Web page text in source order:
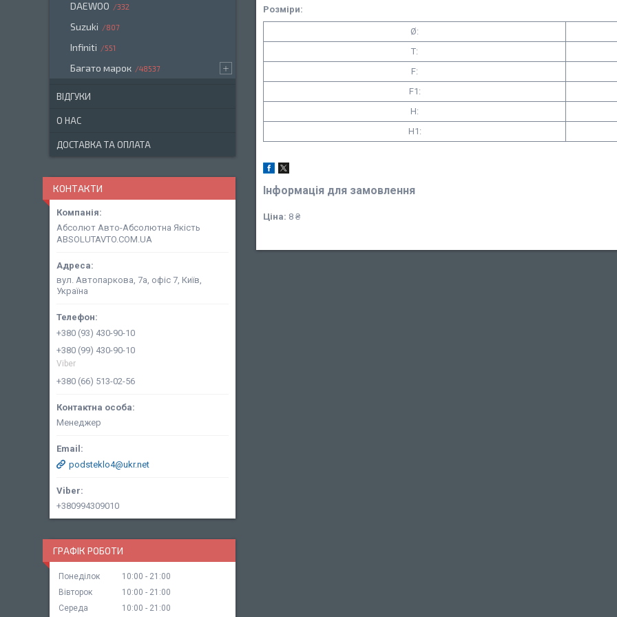
Розміри:
Ø:
T:
F:
F1:
H:
H1:
Інформація для замовлення
Ціна: 8 ₴
DAEWOO 332
Suzuki 807
Infiniti 551
Багато марок 48537
ВІДГУКИ
О НАС
ДОСТАВКА ТА ОПЛАТА
КОНТАКТИ
Абсолют Авто-Абсолютна Якість
ABSOLUTAVTO.COM.UA
вул. Автопаркова, 7а, офіс 7, Київ,
Україна
+380 (93) 430-90-10
+380 (99) 430-90-10
Viber
+380 (66) 513-02-56
Менеджер
podsteklo4@ukr.net
+380994309010
ГРАФІК РОБОТИ
Понеділок 10:00
21:00
Вівторок
10:00
21:00
Середа
10:00 21:00